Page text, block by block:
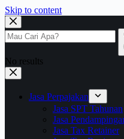
Skip to content
No results
Jasa Perpajakan
Jasa SPT Tahunan
Jasa
Jasa Tax Retainer